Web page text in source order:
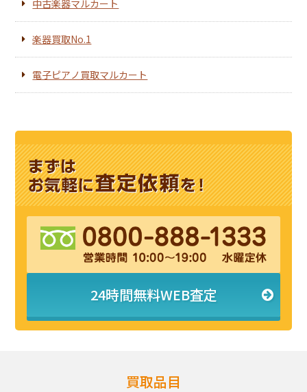
中古楽器マルカート
楽器買取No.1
電子ピアノ買取マルカート
24時間無料WEB査定
買取品目